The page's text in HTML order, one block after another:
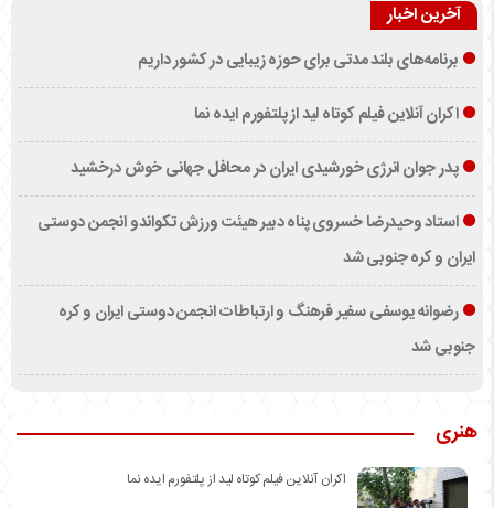
آخرین اخبار
برنامه‌های بلند مدتی برای حوزه زیبایی در کشور داریم
اکران آنلاین فیلم کوتاه لید از پلتفورم ایده نما
پدر جوان انرژی خورشیدی ایران در محافل جهانی خوش درخشید
استاد وحیدرضا خسروی پناه دبیر هیئت ورزش تکواندو انجمن دوستی
ایران و کره جنوبی شد
رضوانه یوسفی سفیر فرهنگ و ارتباطات انجمن دوستی ایران و کره
جنوبی شد
هنری
اکران آنلاین فیلم کوتاه لید از پلتفورم ایده نما